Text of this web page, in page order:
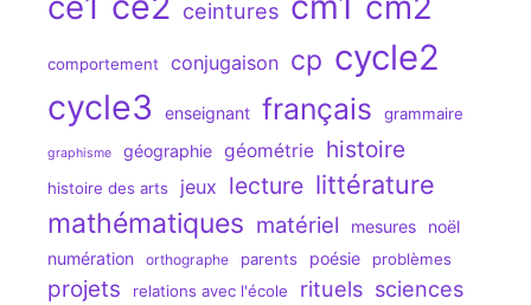
ceintures
comportement conjugaison cp cycle2
cycle3
enseignant français grammaire
graphisme géographie géométrie histoire
histoire des arts jeux lecture littérature
mathématiques matériel mesures
noël
numération
orthographe parents poésie problèmes
projets relations avec l'école rituels sciences